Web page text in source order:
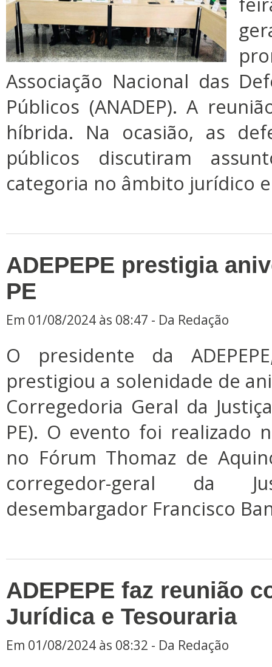
Associação Nacional das
Públicos (ANADEP). A
híbrida. Na ocasião, as
públicos discutiram
categoria no âmbito jurídico
ADEPEPE prestigia
PE
Em 01/08/2024 às 08:47 - Da Redação
O presidente da
prestigiou a solenidade de
Corregedoria Geral da
PE). O evento foi realizado
no Fórum Thomaz de
corregedor-geral da
desembargador Francisco
ADEPEPE faz reunião
Jurídica e Tesouraria
Em 01/08/2024 às 08:32 - Da Redação